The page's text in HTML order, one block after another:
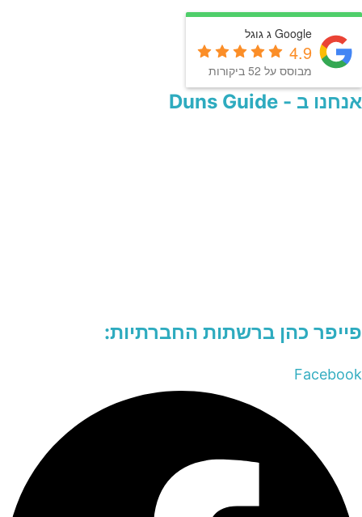
Google ג גוגל
4.9
מבוסס על 52 ביקורות
אנחנו ב - Duns Guide
פייפר כהן ברשתות החברתיות:
Facebook